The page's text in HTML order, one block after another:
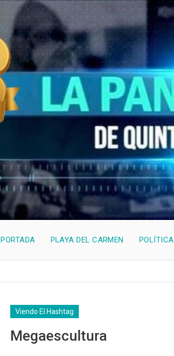
PORTADA PLAYA DEL CARMEN POLÍTICA
Viendo El Hashtag
Megaescultura